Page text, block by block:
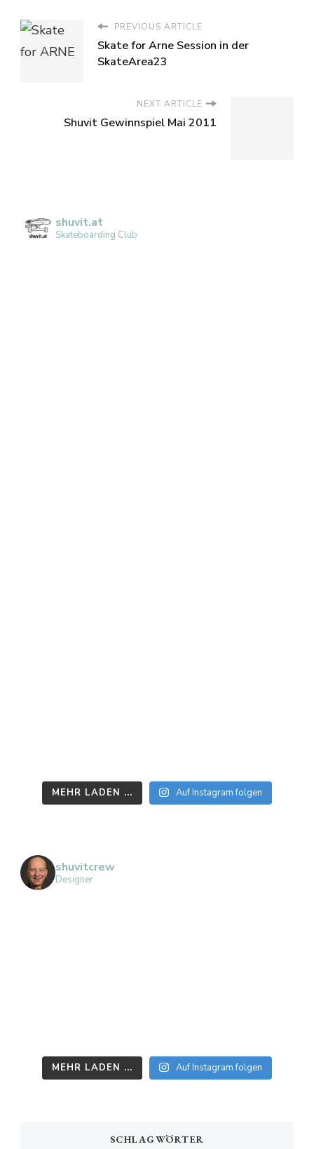
PREVIOUS ARTICLE
Skate for Arne Session in der
SkateArea23
NEXT ARTICLE
Shuvit Gewinnspiel Mai 2011
shuvit.at
Skateboarding Club
MEHR LADEN ... Auf Instagram folgen
shuvitcrew
Designer
MEHR LADEN ... Auf Instagram folgen
SCHLAGWÖRTER